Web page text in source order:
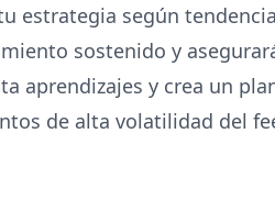
estrategia según
sostenido y
aprendizajes y crea un
de alta volatilidad del